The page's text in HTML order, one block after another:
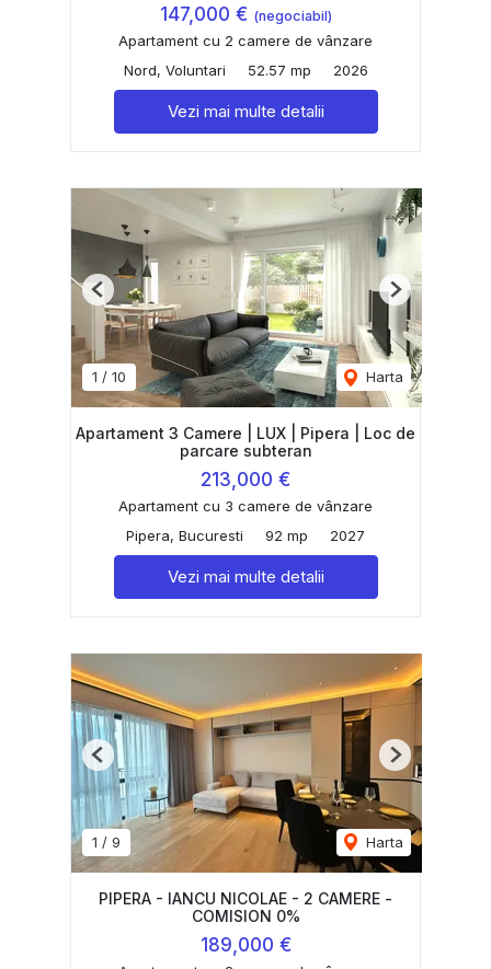
147,000 € (negociabil)
Apartament cu 2 camere de vânzare
Nord, Voluntari
52.57 mp 2026
Vezi mai multe detalii
1 / 10 Harta
Previous Next
Apartament 3 Camere | LUX | Pipera | Loc de
parcare subteran
213,000 €
Apartament cu 3 camere de vânzare
Pipera, Bucuresti
92 mp 2027
Vezi mai multe detalii
1 / 9 Harta
Previous Next
PIPERA - IANCU NICOLAE - 2 CAMERE -
COMISION 0%
189,000 €